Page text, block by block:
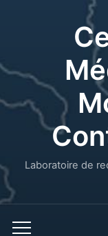
Laboratoire de